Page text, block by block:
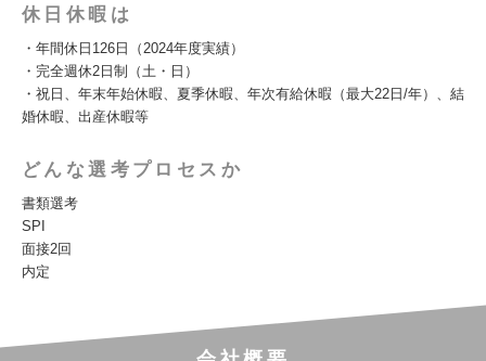
休日休暇は
・年間休日126日（2024年度実績）
・完全週休2日制（土・日）
・祝日、年末年始休暇、夏季休暇、年次有給休暇（最大22日/年）、結
婚休暇、出産休暇等
どんな選考プロセスか
書類選考
SPI
面接2回
内定